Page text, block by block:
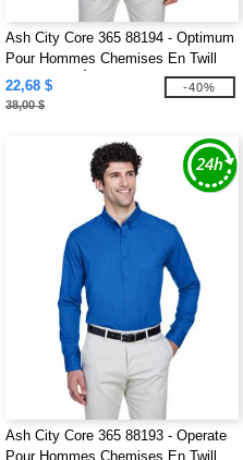
Ash City Core 365 88194 - Optimum
Pour Hommes Chemises En Twill
Core 365™ À Manches Courtes
22,68 $
38,00 $
-40%
Ash City Core 365 88193 - Operate
Pour Hommes Chemises En Twill